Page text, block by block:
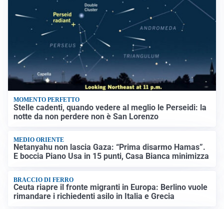
MOMENTO PERFETTO
Stelle cadenti, quando vedere al meglio le Perseidi: la
notte da non perdere non è San Lorenzo
MEDIO ORIENTE
Netanyahu non lascia Gaza: “Prima disarmo Hamas”.
E boccia Piano Usa in 15 punti, Casa Bianca minimizza
BRACCIO DI FERRO
Ceuta riapre il fronte migranti in Europa: Berlino vuole
rimandare i richiedenti asilo in Italia e Grecia